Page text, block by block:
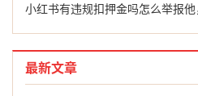
最新文章